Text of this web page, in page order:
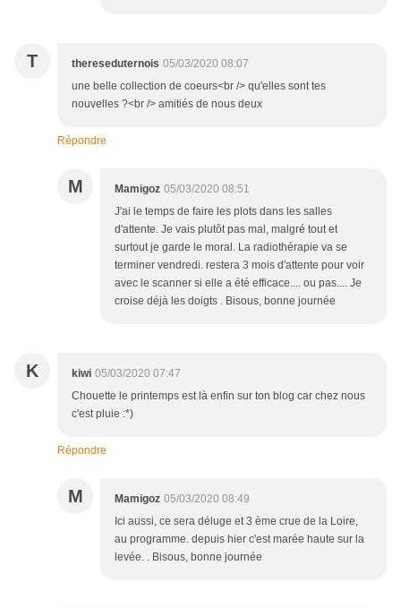
T thereseduternois 05/03/2020 08:07
une belle collection de coeurs<br /> qu'elles sont tes
nouvelles ?<br /> amitiés de nous deux
Répondre
M Mamigoz 05/03/2020 08:51
J'ai le temps de faire les plots dans les salles
d'attente. Je vais plutôt pas mal, malgré tout et
surtout je garde le moral. La radiothérapie va se
terminer vendredi. restera 3 mois d'attente pour voir
avec le scanner si elle a été efficace.... ou pas.... Je
croise déjà les doigts . Bisous, bonne journée
K kiwi 05/03/2020 07:47
Chouette le printemps est là enfin sur ton blog car chez nous
c'est pluie :*)
Répondre
M Mamigoz 05/03/2020 08:49
Ici aussi, ce sera déluge et 3 ème crue de la Loire,
au programme. depuis hier c'est marée haute sur la
levée. . Bisous, bonne journée